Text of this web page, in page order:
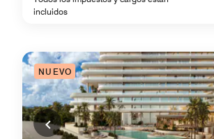
incluidos
NUEVO